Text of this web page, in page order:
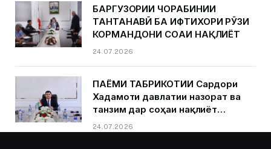
БАРГУЗОРИИ ЧОРАБИНИИ
ТАНТАНАВӢ БА ИФТИХОРИ РӮЗИ
КОРМАНДОНИ СОҲАИ НАҚЛИЁТ
24.07.2026
ПАЁМИ ТАБРИКОТИИ Сардори
Хадамоти давлатии назорат ва
танзим дар соҳаи нақлиёт
Қурбонзода Д.Қ.ба муносибати
Рӯзи кормандони соҳаи нақлиёт
24.07.2026